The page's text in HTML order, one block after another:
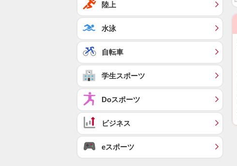
陸上
水泳
自転車
学生スポーツ
Doスポーツ
ビジネス
eスポーツ